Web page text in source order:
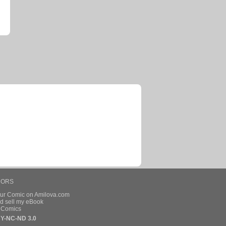
Comic on Amilova.com
sell my eBook
NC-ND 3.0